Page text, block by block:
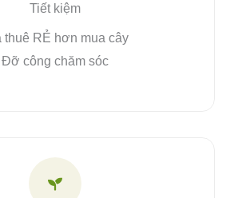
Tiết kiệm
thuê RẺ hơn mua cây
Đỡ công chăm sóc